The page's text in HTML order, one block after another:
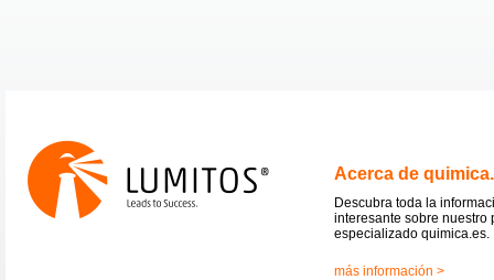
Acerca de
Descubra toda la
interesante sobre nuestro
especializado quimica.es.
más información >